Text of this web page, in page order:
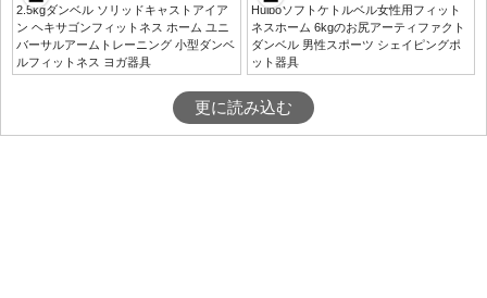
2.5kgダンベル ソリッドキャストアイア
ン ヘキサゴンフィットネス ホーム ユニ
バーサルアームトレーニング 小型ダンベ
ルフィットネス ヨガ器具
Huiboソフトケトルベル女性用フィット
ネスホーム 6kgのお尻アーティファクト
ダンベル 男性スポーツ シェイピングポ
ット器具
更に読み込む